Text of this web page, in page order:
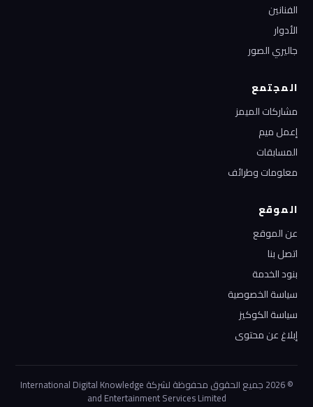
الفنانين
الأدوار
جاليري الصور
المجتمع
مشاركات الميمز
إعمل ميم
المسابقات
معلومات وطرائف
الموقع
عن الموقع
اتصل بنا
بنود الخدمة
سياسة الخصوصية
سياسة الكوكيز
إبلاغ عن محتوى
© 2026 جميع الحقوق محفوظة لشركة International Digital Knowledge
and Entertainment Services Limited